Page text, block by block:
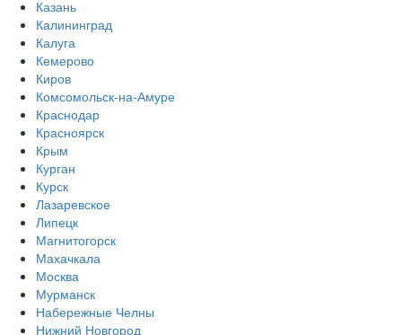
Казань
Калининград
Калуга
Кемерово
Киров
Комсомольск-на-Амуре
Краснодар
Красноярск
Крым
Курган
Курск
Лазаревское
Липецк
Магнитогорск
Махачкала
Москва
Мурманск
Набережные Челны
Нижний Новгород